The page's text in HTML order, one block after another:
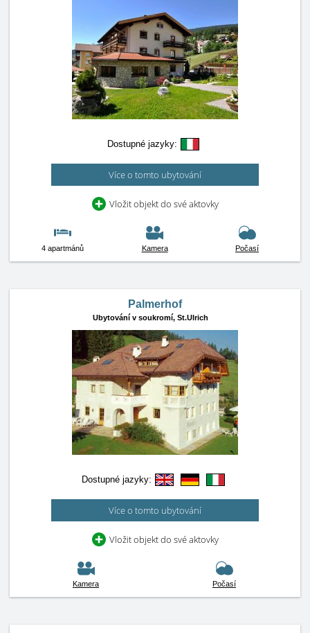
Dostupné jazyky:
Více o tomto ubytování
Vložit objekt do své aktovky
4 apartmánů Kamera Počasí
Palmerhof
Ubytování v soukromí, St.Ulrich
Dostupné jazyky:
Více o tomto ubytování
Vložit objekt do své aktovky
Kamera Počasí